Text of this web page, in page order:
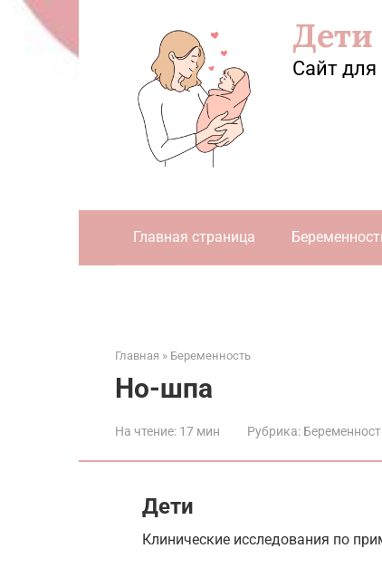
Перейти
Дети
Сайт
Главная страница
Главная » Беременность
Но-шпа
На чтение: 17 мин Рубрика:
Дети
Клинические исследования по